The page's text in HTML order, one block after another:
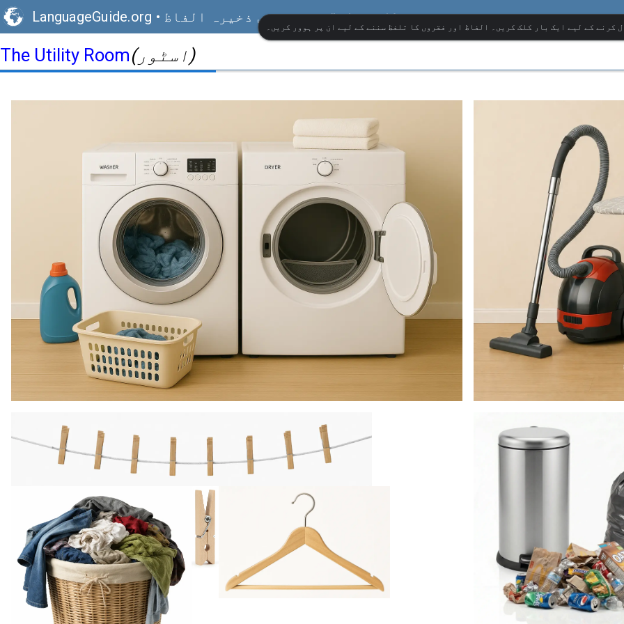
LanguageGuide.org • برطانوی انگریزی بصری ذخیرہ الفاظ
The Utility Room (اسٹور)
کرنے کے لیے ایک بار کلک کریں۔ الفاظ اور فقروں کا تلفظ سننے کے لیے ان پر ہوور کریں۔